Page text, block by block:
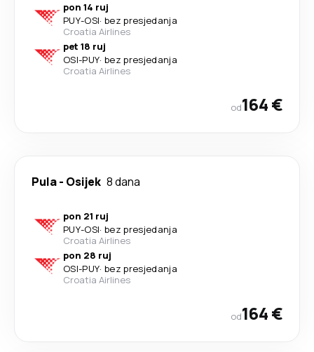
pon 14 ruj
PUY-OSI· bez presjedanja
Croatia Airlines
pet 18 ruj
OSI-PUY· bez presjedanja
Croatia Airlines
od164 €
Pula- Osijek 8 dana
pon 21 ruj
PUY-OSI· bez presjedanja
Croatia Airlines
pon 28 ruj
OSI-PUY· bez presjedanja
Croatia Airlines
od164 €